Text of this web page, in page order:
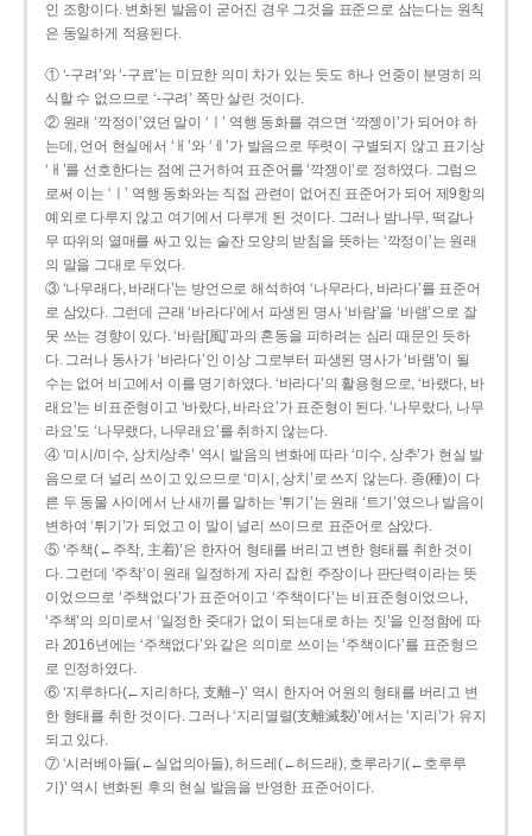
인 조항이다. 변화된 발음이 굳어진 경우 그것을 표준으로 삼는다는 원칙
은 동일하게 적용된다.
① ‘-구려’와 ‘-구료’는 미묘한 의미 차가 있는 듯도 하나 언중이 분명히 의
식할 수 없으므로 ‘-구려’ 쪽만 살린 것이다.
② 원래 ‘깍정이’였던 말이 ‘ㅣ’ 역행 동화를 겪으면 ‘깍젱이’가 되어야 하
는데, 언어 현실에서 ‘ㅐ’와 ‘ㅔ’가 발음으로 뚜렷이 구별되지 않고 표기상
‘ㅐ’를 선호한다는 점에 근거하여 표준어를 ‘깍쟁이’로 정하였다. 그럼으
로써 이는 ‘ㅣ’ 역행 동화와는 직접 관련이 없어진 표준어가 되어 제9항의
예외로 다루지 않고 여기에서 다루게 된 것이다. 그러나 밤나무, 떡갈나
무 따위의 열매를 싸고 있는 술잔 모양의 받침을 뜻하는 ‘깍정이’는 원래
의 말을 그대로 두었다.
③ ‘나무래다, 바래다’는 방언으로 해석하여 ‘나무라다, 바라다’를 표준어
로 삼았다. 그런데 근래 ‘바라다’에서 파생된 명사 ‘바람’을 ‘바램’으로 잘
못 쓰는 경향이 있다. ‘바람[風]’과의 혼동을 피하려는 심리 때문인 듯하
다. 그러나 동사가 ‘바라다’인 이상 그로부터 파생된 명사가 ‘바램’이 될
수는 없어 비고에서 이를 명기하였다. ‘바라다’의 활용형으로, ‘바랬다, 바
래요’는 비표준형이고 ‘바랐다, 바라요’가 표준형이 된다. ‘나무랐다, 나무
라요’도 ‘나무랬다, 나무래요’를 취하지 않는다.
④ ‘미시/미수, 상치/상추’ 역시 발음의 변화에 따라 ‘미수, 상추’가 현실 발
음으로 더 널리 쓰이고 있으므로 ‘미시, 상치’로 쓰지 않는다. 종(種)이 다
른 두 동물 사이에서 난 새끼를 말하는 ‘튀기’는 원래 ‘트기’였으나 발음이
변하여 ‘튀기’가 되었고 이 말이 널리 쓰이므로 표준어로 삼았다.
⑤ ‘주책(←주착, 主着)’은 한자어 형태를 버리고 변한 형태를 취한 것이
다. 그런데 ‘주착’이 원래 일정하게 자리 잡힌 주장이나 판단력이라는 뜻
이었으므로 ‘주책없다’가 표준어이고 ‘주책이다’는 비표준형이었으나,
‘주책’의 의미로서 ‘일정한 줏대가 없이 되는대로 하는 짓’을 인정함에 따
라 2016년에는 ‘주책없다’와 같은 의미로 쓰이는 ‘주책이다’를 표준형으
로 인정하였다.
⑥ ‘지루하다(←지리하다, 支離--)’ 역시 한자어 어원의 형태를 버리고 변
한 형태를 취한 것이다. 그러나 ‘지리멸렬(支離滅裂)’에서는 ‘지리’가 유지
되고 있다.
⑦ ‘시러베아들(←실업의아들), 허드레(←허드래), 호루라기(←호루루
기)’ 역시 변화된 후의 현실 발음을 반영한 표준어이다.